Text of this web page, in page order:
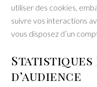
utiliser des cookies,
suivre vos interactions
vous disposez d’un
Statistiques
d’audience